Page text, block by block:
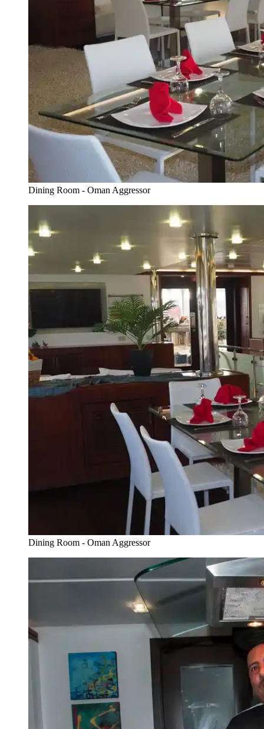
Dining Room - Oman Aggressor
Dining Room - Oman Aggressor